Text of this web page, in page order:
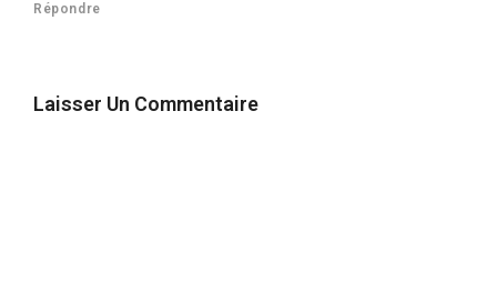
Répondre
Laisser Un Commentaire